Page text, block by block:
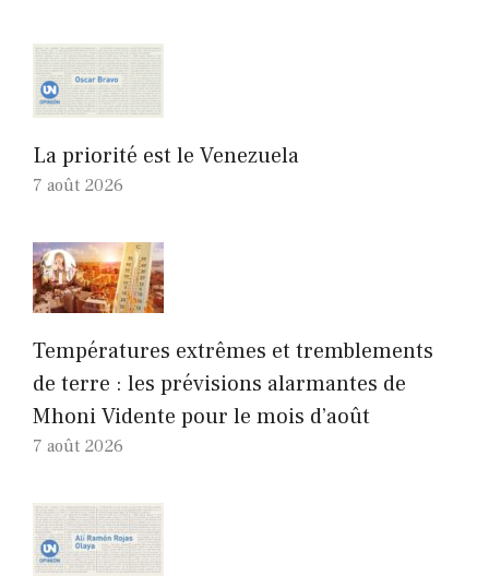
La priorité est le Venezuela
7 août 2026
Températures extrêmes et tremblements
de terre : les prévisions alarmantes de
Mhoni Vidente pour le mois d’août
7 août 2026